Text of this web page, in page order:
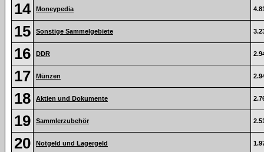
14 Moneypedia
15 Sonstige Sammelgebiete
16 DDR
17 Münzen
18 Aktien und Dokumente
19 Sammlerzubehör
20 Notgeld und Lagergeld